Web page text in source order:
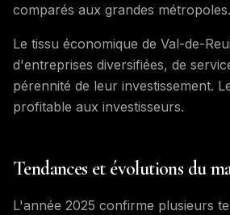
comparés aux grandes métropoles.
Le tissu économique de Val-de-
d'entreprises diversifiées, de
pérennité de leur investissement.
profitable aux investisseurs.
Tendances et évolutions du
L'année 2025 confirme plusieurs